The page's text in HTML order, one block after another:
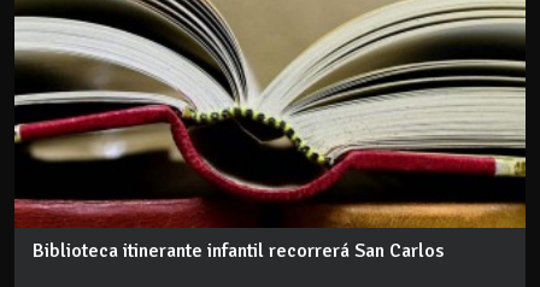
Biblioteca itinerante infantil recorrerá San Carlos